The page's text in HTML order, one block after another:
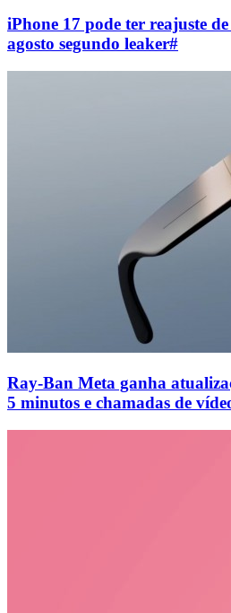
iPhone 17 pode ter reajuste
agosto segundo leaker#
Ray-Ban Meta ganha
5 minutos e chamadas de